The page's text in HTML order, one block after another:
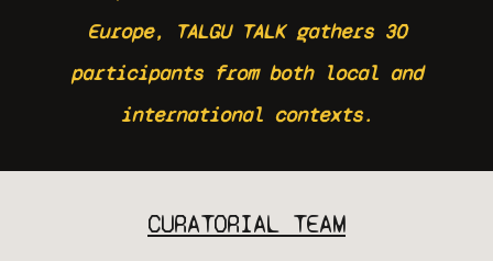
Europe, TALGU TALK gathers 30
participants from both local and
international contexts.
CURATORIAL TEAM